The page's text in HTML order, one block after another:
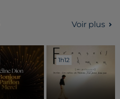
Voir plus
1h12
1h12